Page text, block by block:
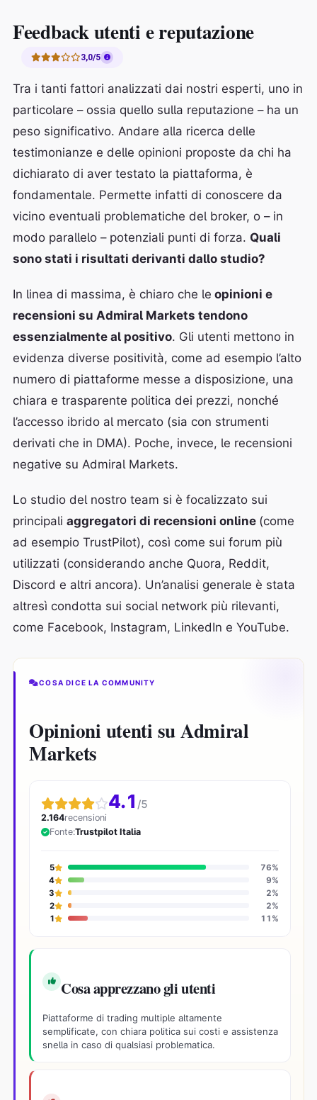
Feedback utenti e reputazione
3,0/5
Tra i tanti fattori analizzati dai nostri esperti, uno in
particolare – ossia quello sulla reputazione – ha un
peso significativo. Andare alla ricerca delle
testimonianze e delle opinioni proposte da chi ha
dichiarato di aver testato la piattaforma, è
fondamentale. Permette infatti di conoscere da
vicino eventuali problematiche del broker, o – in
modo parallelo – potenziali punti di forza. Quali
sono stati i risultati derivanti dallo studio?
In linea di massima, è chiaro che le opinioni e
recensioni su Admiral Markets tendono
essenzialmente al positivo. Gli utenti mettono in
evidenza diverse positività, come ad esempio l’alto
numero di piattaforme messe a disposizione, una
chiara e trasparente politica dei prezzi, nonché
l’accesso ibrido al mercato (sia con strumenti
derivati che in DMA). Poche, invece, le recensioni
negative su Admiral Markets.
Lo studio del nostro team si è focalizzato sui
principali aggregatori di recensioni online (come
ad esempio TrustPilot), così come sui forum più
utilizzati (considerando anche Quora, Reddit,
Discord e altri ancora). Un’analisi generale è stata
altresì condotta sui social network più rilevanti,
come Facebook, Instagram, LinkedIn e YouTube.
COSA DICE LA COMMUNITY
Opinioni utenti su Admiral
Markets
4.1 /5
2.164recensioni
Fonte:Trustpilot Italia
5
76%
4
9%
3
2%
2
2%
1
11%
Cosa apprezzano gli utenti
Piattaforme di trading multiple altamente
semplificate, con chiara politica sui costi e assistenza
snella in caso di qualsiasi problematica.